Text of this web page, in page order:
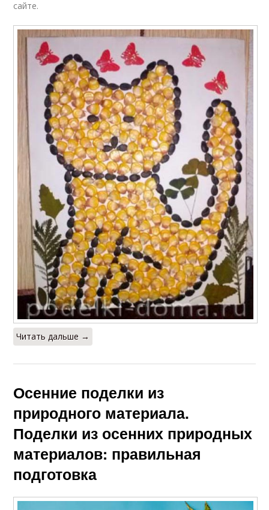
сайте.
Читать дальше →
Осенние поделки из
природного материала.
Поделки из осенних природных
материалов: правильная
подготовка